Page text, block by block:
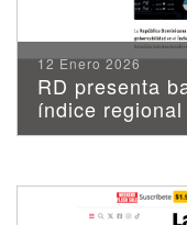
12 Enero 2026
RD presenta
índice